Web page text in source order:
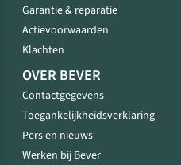
Garantie & reparatie
Actievoorwaarden
Klachten
OVER BEVER
Contactgegevens
Toegankelijkheidsverklaring
Pers en nieuws
Werken bij Bever